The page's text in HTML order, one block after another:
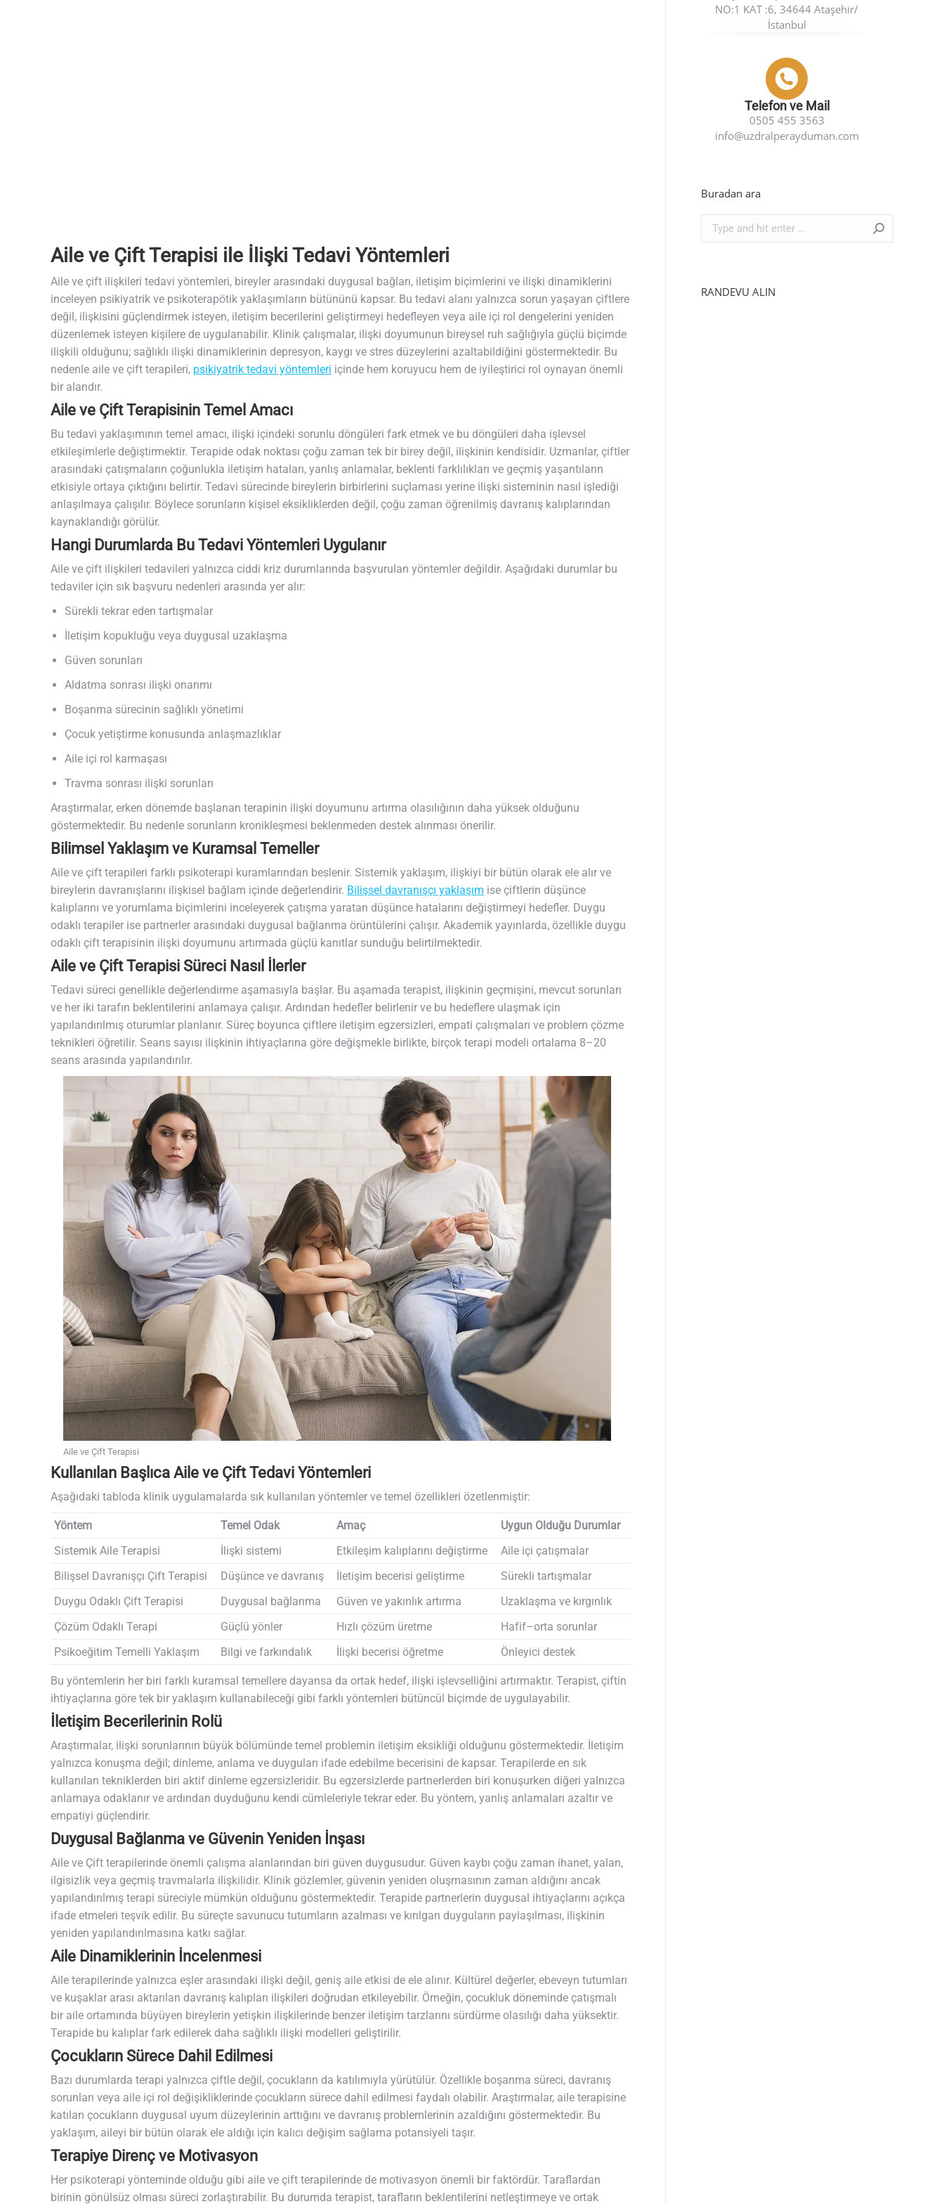
Aile ve Çift Terapisi ile İlişki Tedavi Yöntemleri
Aile ve çift ilişkileri tedavi yöntemleri, bireyler arasındaki duygusal bağları, iletişim biçimlerini ve ilişki dinamiklerini
inceleyen psikiyatrik ve psikoterapötik yaklaşımların bütününü kapsar. Bu tedavi alanı yalnızca sorun yaşayan çiftlere
değil, ilişkisini güçlendirmek isteyen, iletişim becerilerini geliştirmeyi hedefleyen veya aile içi rol dengelerini yeniden
düzenlemek isteyen kişilere de uygulanabilir. Klinik çalışmalar, ilişki doyumunun bireysel ruh sağlığıyla güçlü biçimde
ilişkili olduğunu; sağlıklı ilişki dinamiklerinin depresyon, kaygı ve stres düzeylerini azaltabildiğini göstermektedir. Bu
nedenle aile ve çift terapileri, psikiyatrik tedavi yöntemleri içinde hem koruyucu hem de iyileştirici rol oynayan önemli
bir alandır.
Aile ve Çift Terapisinin Temel Amacı
Bu tedavi yaklaşımının temel amacı, ilişki içindeki sorunlu döngüleri fark etmek ve bu döngüleri daha işlevsel
etkileşimlerle değiştirmektir. Terapide odak noktası çoğu zaman tek bir birey değil, ilişkinin kendisidir. Uzmanlar, çiftler
arasındaki çatışmaların çoğunlukla iletişim hataları, yanlış anlamalar, beklenti farklılıkları ve geçmiş yaşantıların
etkisiyle ortaya çıktığını belirtir. Tedavi sürecinde bireylerin birbirlerini suçlaması yerine ilişki sisteminin nasıl işlediği
anlaşılmaya çalışılır. Böylece sorunların kişisel eksikliklerden değil, çoğu zaman öğrenilmiş davranış kalıplarından
kaynaklandığı görülür.
Hangi Durumlarda Bu Tedavi Yöntemleri Uygulanır
Aile ve çift ilişkileri tedavileri yalnızca ciddi kriz durumlarında başvurulan yöntemler değildir. Aşağıdaki durumlar bu
tedaviler için sık başvuru nedenleri arasında yer alır:
Sürekli tekrar eden tartışmalar
İletişim kopukluğu veya duygusal uzaklaşma
Güven sorunları
Aldatma sonrası ilişki onarımı
Boşanma sürecinin sağlıklı yönetimi
Çocuk yetiştirme konusunda anlaşmazlıklar
Aile içi rol karmaşası
Travma sonrası ilişki sorunları
Araştırmalar, erken dönemde başlanan terapinin ilişki doyumunu artırma olasılığının daha yüksek olduğunu
göstermektedir. Bu nedenle sorunların kronikleşmesi beklenmeden destek alınması önerilir.
Bilimsel Yaklaşım ve Kuramsal Temeller
Aile ve çift terapileri farklı psikoterapi kuramlarından beslenir. Sistemik yaklaşım, ilişkiyi bir bütün olarak ele alır ve
bireylerin davranışlarını ilişkisel bağlam içinde değerlendirir. Bilişsel davranışçı yaklaşım ise çiftlerin düşünce
kalıplarını ve yorumlama biçimlerini inceleyerek çatışma yaratan düşünce hatalarını değiştirmeyi hedefler. Duygu
odaklı terapiler ise partnerler arasındaki duygusal bağlanma örüntülerini çalışır. Akademik yayınlarda, özellikle duygu
odaklı çift terapisinin ilişki doyumunu artırmada güçlü kanıtlar sunduğu belirtilmektedir.
Aile ve Çift Terapisi Süreci Nasıl İlerler
Tedavi süreci genellikle değerlendirme aşamasıyla başlar. Bu aşamada terapist, ilişkinin geçmişini, mevcut sorunları
ve her iki tarafın beklentilerini anlamaya çalışır. Ardından hedefler belirlenir ve bu hedeflere ulaşmak için
yapılandırılmış oturumlar planlanır. Süreç boyunca çiftlere iletişim egzersizleri, empati çalışmaları ve problem çözme
teknikleri öğretilir. Seans sayısı ilişkinin ihtiyaçlarına göre değişmekle birlikte, birçok terapi modeli ortalama 8–20
seans arasında yapılandırılır.
Aile ve Çift Terapisi
Kullanılan Başlıca Aile ve Çift Tedavi Yöntemleri
Aşağıdaki tabloda klinik uygulamalarda sık kullanılan yöntemler ve temel özellikleri özetlenmiştir:
Yöntem Temel Odak Amaç
Uygun Olduğu Durumlar
Sistemik Aile Terapisi
İlişki sistemi Etkileşim kalıplarını değiştirme
Aile içi çatışmalar
Bilişsel Davranışçı Çift Terapisi
Düşünce ve davranış İletişim becerisi geliştirme
Sürekli tartışmalar
Duygu Odaklı Çift Terapisi
Duygusal bağlanma Güven ve yakınlık artırma
Uzaklaşma ve kırgınlık
Çözüm Odaklı Terapi
Güçlü yönler Hızlı çözüm üretme
Hafif–orta sorunlar
Psikoeğitim Temelli Yaklaşım
Bilgi ve farkındalık İlişki becerisi öğretme Önleyici destek
Bu yöntemlerin her biri farklı kuramsal temellere dayansa da ortak hedef, ilişki işlevselliğini artırmaktır. Terapist, çiftin
ihtiyaçlarına göre tek bir yaklaşım kullanabileceği gibi farklı yöntemleri bütüncül biçimde de uygulayabilir.
İletişim Becerilerinin Rolü
Araştırmalar, ilişki sorunlarının büyük bölümünde temel problemin iletişim eksikliği olduğunu göstermektedir. İletişim
yalnızca konuşma değil; dinleme, anlama ve duyguları ifade edebilme becerisini de kapsar. Terapilerde en sık
kullanılan tekniklerden biri aktif dinleme egzersizleridir. Bu egzersizlerde partnerlerden biri konuşurken diğeri yalnızca
anlamaya odaklanır ve ardından duyduğunu kendi cümleleriyle tekrar eder. Bu yöntem, yanlış anlamaları azaltır ve
empatiyi güçlendirir.
Duygusal Bağlanma ve Güvenin Yeniden İnşası
Aile ve Çift terapilerinde önemli çalışma alanlarından biri güven duygusudur. Güven kaybı çoğu zaman ihanet, yalan,
ilgisizlik veya geçmiş travmalarla ilişkilidir. Klinik gözlemler, güvenin yeniden oluşmasının zaman aldığını ancak
yapılandırılmış terapi süreciyle mümkün olduğunu göstermektedir. Terapide partnerlerin duygusal ihtiyaçlarını açıkça
ifade etmeleri teşvik edilir. Bu süreçte savunucu tutumların azalması ve kırılgan duyguların paylaşılması, ilişkinin
yeniden yapılandırılmasına katkı sağlar.
Aile Dinamiklerinin İncelenmesi
Aile terapilerinde yalnızca eşler arasındaki ilişki değil, geniş aile etkisi de ele alınır. Kültürel değerler, ebeveyn tutumları
ve kuşaklar arası aktarılan davranış kalıpları ilişkileri doğrudan etkileyebilir. Örneğin, çocukluk döneminde çatışmalı
bir aile ortamında büyüyen bireylerin yetişkin ilişkilerinde benzer iletişim tarzlarını sürdürme olasılığı daha yüksektir.
Terapide bu kalıplar fark edilerek daha sağlıklı ilişki modelleri geliştirilir.
Çocukların Sürece Dahil Edilmesi
Bazı durumlarda terapi yalnızca çiftle değil, çocukların da katılımıyla yürütülür. Özellikle boşanma süreci, davranış
sorunları veya aile içi rol değişikliklerinde çocukların sürece dahil edilmesi faydalı olabilir. Araştırmalar, aile terapisine
katılan çocukların duygusal uyum düzeylerinin arttığını ve davranış problemlerinin azaldığını göstermektedir. Bu
yaklaşım, aileyi bir bütün olarak ele aldığı için kalıcı değişim sağlama potansiyeli taşır.
Terapiye Direnç ve Motivasyon
Her psikoterapi yönteminde olduğu gibi aile ve çift terapilerinde de motivasyon önemli bir faktördür. Taraflardan
birinin gönülsüz olması süreci zorlaştırabilir. Bu durumda terapist, tarafların beklentilerini netleştirmeye ve ortak
NO:1 KAT :6, 34644 Ataşehir/
İstanbul
Telefon ve Mail
0505 455 3563
info@uzdralperayduman.com
Buradan ara
Search:
RANDEVU ALIN